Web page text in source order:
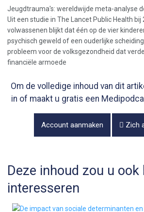
Jeugdtrauma's: wereldwijde meta-analyse
Uit een studie in The Lancet Public Health bij
volwassenen blijkt dat één op de vier
psychisch geweld of een ouderlijke
probleem voor de volksgezondheid dat
financiële armoede
Om de volledige inhoud van dit
in of maakt u gratis een
Account aanmaken Zich
Deze inhoud zou u ook
interesseren